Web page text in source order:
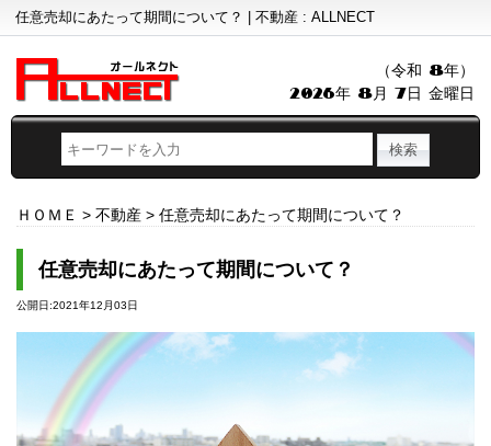
任意売却にあたって期間について？ | 不動産 : ALLNECT
（令和 8年）
2026年 8月 7日 金曜日
ＨＯＭＥ > 不動産 > 任意売却にあたって期間について？
任意売却にあたって期間について？
公開日:2021年12月03日